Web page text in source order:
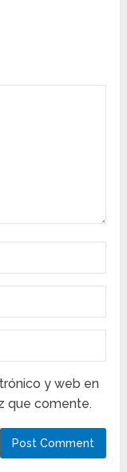
y web en
que comente.